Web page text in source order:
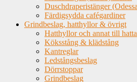
Duschdraperistänger
Färdigsydda cafégardiner
Grindbeslag, hatthyllor & övrigt
Hatthyllor och annat till
Köksstång & klädstång
Kantreglar
Ledstångsbeslag
Dörrstoppar
Grindbeslag